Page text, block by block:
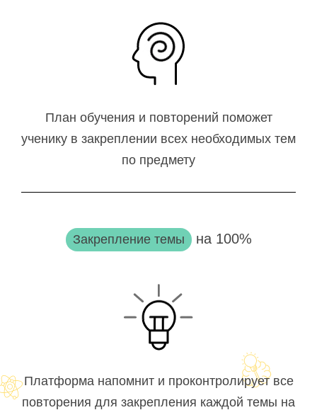
План обучения и повторений поможет
ученику в закреплении всех необходимых тем
по предмету
Закрепление темы на 100%
Платформа напомнит и проконтролирует все
повторения для закрепления каждой темы на